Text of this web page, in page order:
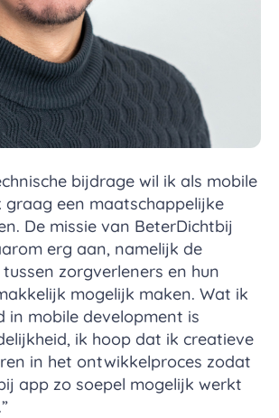
bijdrage wil ik als mobile
graag een maatschappelijke
De missie van BeterDichtbij
erg aan, namelijk de
zorgverleners en hun
mogelijk maken. Wat ik
in mobile development is
ik hoop dat ik creatieve
in het ontwikkelproces zodat
app zo soepel mogelijk werkt